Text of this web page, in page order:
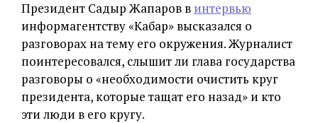
Президент Садыр Жапаров в интервью
информагентству «Кабар» высказался о
разговорах на тему его окружения. Журналист
поинтересовался, слышит ли глава государства
разговоры о «необходимости очистить круг
президента, которые тащат его назад» и кто
эти люди в его кругу.